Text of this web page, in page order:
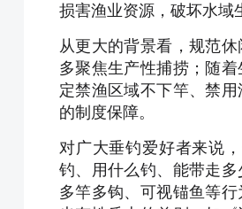
损害渔业资源，破坏水域
从更大的背景看，规范
多聚焦生产性捕捞；随
定禁渔区域不下竿、禁
的制度保障。
对广大垂钓爱好者来说
钓、用什么钓、能带走
多竿多钩、可视锚鱼等